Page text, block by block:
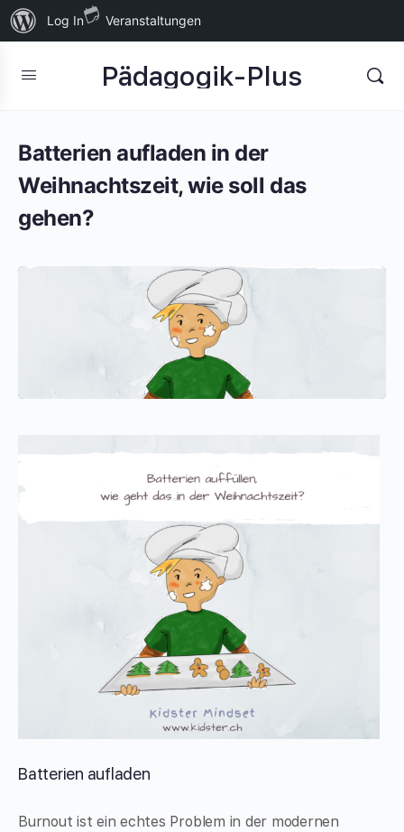
Über
WordPress
Log In Veranstaltungen
Pädagogik-Plus
Batterien aufladen in der
Weihnachtszeit, wie soll das
gehen?
Batterien aufladen
Burnout ist ein echtes Problem in der modernen